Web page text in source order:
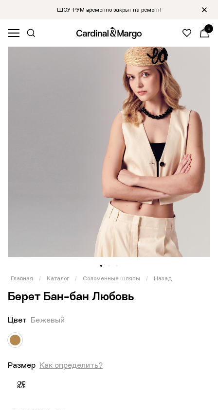
ШОУ-РУМ временно закрыт на ремонт!
0
Главная / Каталог / Соломенные шляпы / Назад
Берет Бан-бан Любовь
Цвет Бежевый
Размер Как определить?
ONE
SIZE